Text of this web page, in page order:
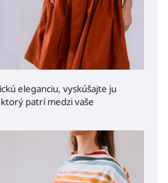
eleganciu, vyskúšajte ju
patrí medzi vaše